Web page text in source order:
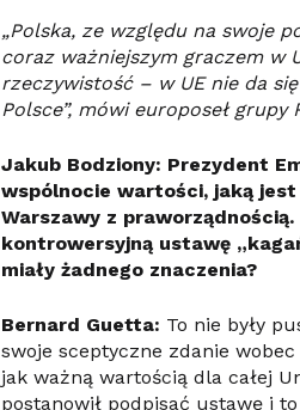
„Polska, ze względu na swoje
coraz ważniejszym graczem w
rzeczywistość – w UE nie da
Polsce”, mówi europoseł grupy
Jakub Bodziony: Prezydent
wspólnocie wartości, jaką jest
Warszawy z
kontrowersyjną ustawę
miały żadnego znaczenia?
Bernard Guetta: To nie były
swoje sceptyczne zdanie
jak ważną wartością dla całej
postanowił podpisać ustawę i